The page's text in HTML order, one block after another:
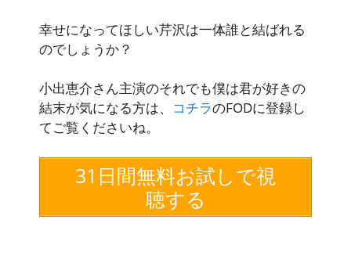
幸せになってほしい芹沢は一体誰と結ばれる
のでしょうか？
小出恵介さん主演のそれでも僕は君が好きの
結末が気になる方は、 コチラのFODに登録し
てご覧くださいね。
31日間無料お試しで視
聴する